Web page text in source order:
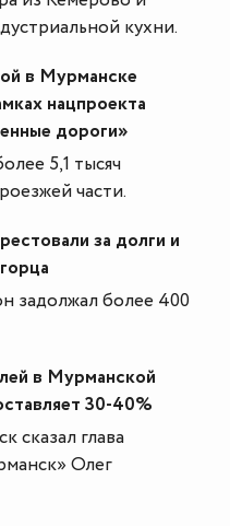
кухни.
в Мурманске
нацпроекта
дороги»
5,1 тысяч
части.
за долги и
задолжал более 400
в Мурманской
30-40%
сказал глава
Олег